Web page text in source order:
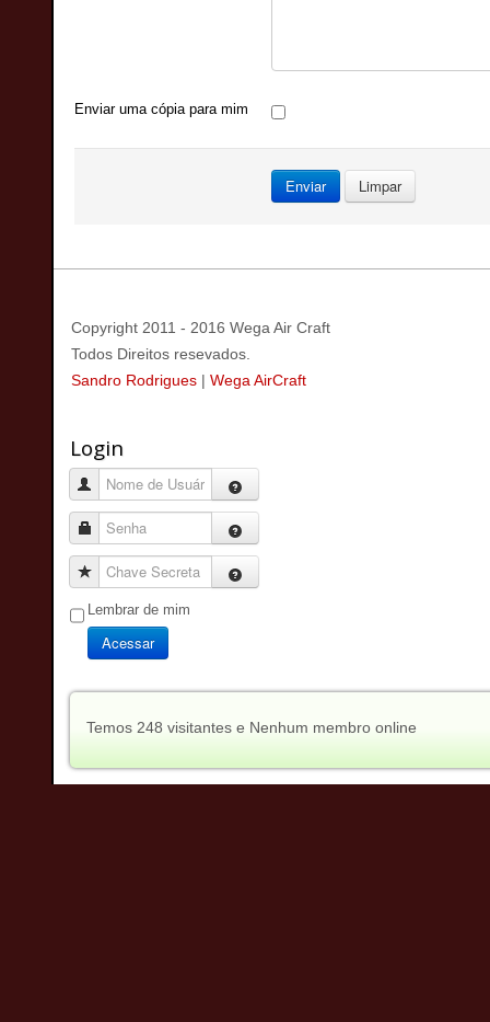
Enviar uma cópia para mim
Enviar Limpar
Copyright 2011 - 2016 Wega Air Craft
Todos Direitos resevados.
Sandro Rodrigues | Wega AirCraft
Login
Nome de Usuário
Senha
Chave Secreta
Lembrar de mim
Acessar
Temos 248 visitantes e Nenhum membro online